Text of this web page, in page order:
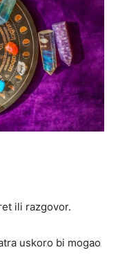
ili razgovor.
uskoro bi mogao